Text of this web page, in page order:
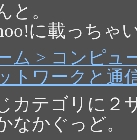
と。
に載っちゃ
ム > コンピュ
トワークと通
カテゴリに２
なかぐっど。